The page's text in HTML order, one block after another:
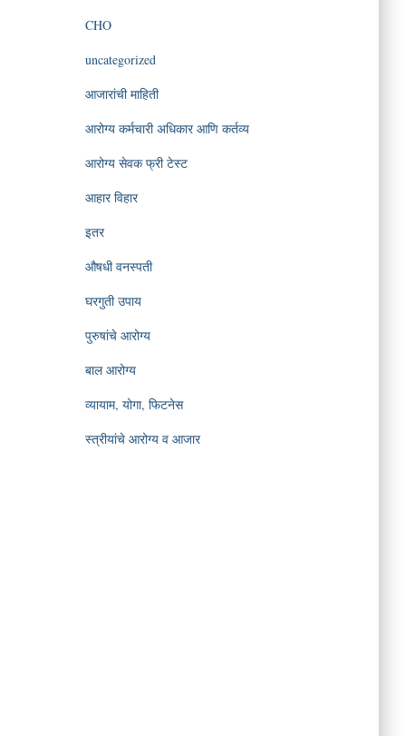
CHO
uncategorized
आजारांची माहिती
आरोग्य कर्मचारी अधिकार आणि कर्तव्य
आरोग्य सेवक फ्री टेस्ट
आहार विहार
इतर
औषधी वनस्पती
घरगुती उपाय
पुरुषांचे आरोग्य
बाल आरोग्य
व्यायाम, योगा, फिटनेस
स्त्रीयांचे आरोग्य व आजार